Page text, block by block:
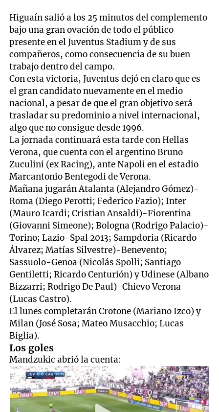
Higuaín salió a los 25 minutos del complemento
bajo una gran ovación de todo el público
presente en el Juventus Stadium y de sus
compañeros, como consecuencia de su buen
trabajo dentro del campo.
Con esta victoria, Juventus dejó en claro que es
el gran candidato nuevamente en el medio
nacional, a pesar de que el gran objetivo será
trasladar su predominio a nivel internacional,
algo que no consigue desde 1996.
La jornada continuará esta tarde con Hellas
Verona, que cuenta con el argentino Bruno
Zuculini (ex Racing), ante Napoli en el estadio
Marcantonio Bentegodi de Verona.
Mañana jugarán Atalanta (Alejandro Gómez)-
Roma (Diego Perotti; Federico Fazio); Inter
(Mauro Icardi; Cristian Ansaldi)-Fiorentina
(Giovanni Simeone); Bologna (Rodrigo Palacio)-
Torino; Lazio-Spal 2013; Sampdoria (Ricardo
Álvarez; Matías Silvestre)-Benevento;
Sassuolo-Genoa (Nicolás Spolli; Santiago
Gentiletti; Ricardo Centurión) y Udinese (Albano
Bizzarri; Rodrigo De Paul)-Chievo Verona
(Lucas Castro).
El lunes completarán Crotone (Mariano Izco) y
Milan (José Sosa; Mateo Musacchio; Lucas
Biglia).
Los goles
Mandzukic abrió la cuenta: